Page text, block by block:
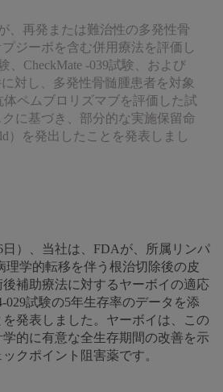
、再発または難治性の多発性骨
ジーボを含む併用療法を評価し
、CheckMate -039試験、および
対し、多発性骨髄腫患者を対象
体ペムブロリズマブを評価した試
に基づき、部分的な実施保留命
）を発出したことを発表しまし
日）、当社は、FDAが、所属リンパ
理学的転移を伴う根治切除後の皮
補助療法に対するヤーボイの適応
試験の5年生存率のデータを添
発表しました。ヤーボイは、この
的に有意な全生存期間の改善を示
クポイント阻害薬です。